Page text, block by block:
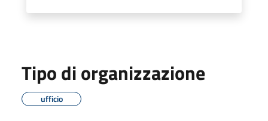
Tipo di organizzazione
ufficio